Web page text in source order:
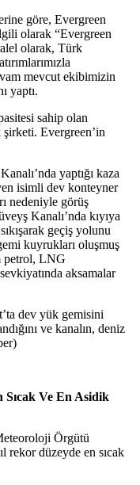
göre, Evergreen
olarak “Evergreen
olarak, Türk
mevcut ekibimizin
yaptı.
sahip olan
Evergreen’in
yaptığı kaza
isimli dev konteyner
nedeniyle görüş
Kanalı’nda kıyıya
geçiş yolunu
kuyrukları oluşmuş
petrol, LNG
aksamalar
dev yük gemisini
ve kanalın, deniz
Sıcak Ve En Asidik
Örgütü
rekor düzeyde en sıcak